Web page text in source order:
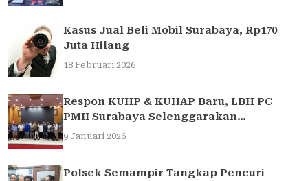
Kasus Jual Beli Mobil Surabaya, Rp170
Juta Hilang
18 Februari 2026
Respon KUHP & KUHAP Baru, LBH PC
PMII Surabaya Selenggarakan
Sarasehan Hukum
9 Januari 2026
Polsek Semampir Tangkap Pencuri